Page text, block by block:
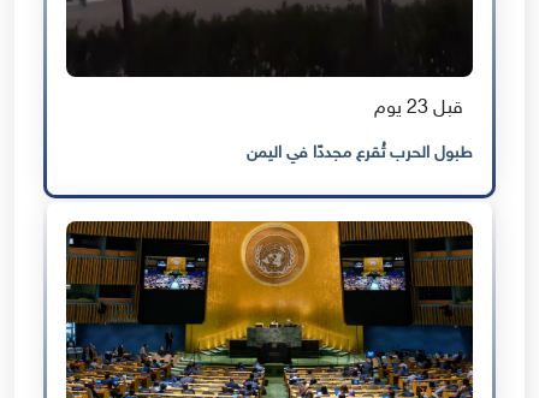
قبل 23 يوم
طبول الحرب تُقرع مجددًا في اليمن